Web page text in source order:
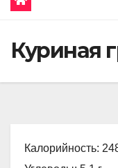
Куриная
Калорийность: